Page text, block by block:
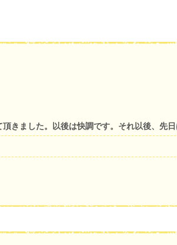
きました。以後は快調です。それ以後、先